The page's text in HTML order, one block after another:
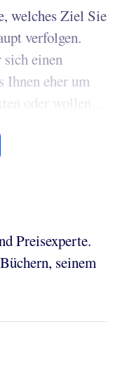
welches Ziel Sie
verfolgen.
einen
Ihnen eher um
oder wollen...
Preisexperte.
seinem